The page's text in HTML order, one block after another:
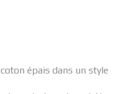
épais dans un style